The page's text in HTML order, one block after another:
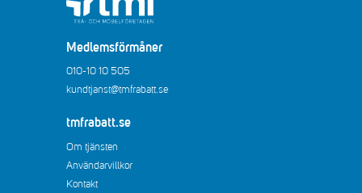
Medlemsförmåner
010-10 10 505
kundtjanst@tmfrabatt.se
tmfrabatt.se
Om tjänsten
Användarvillkor
Kontakt